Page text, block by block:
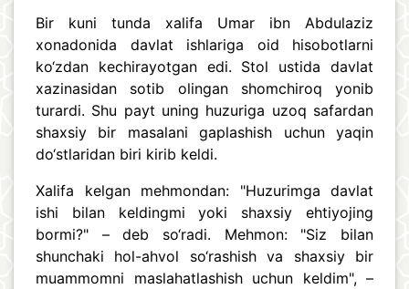
Bir kuni tunda xalifa Umar ibn Abdulaziz
xonadonida davlat ishlariga oid hisobotlarni
ko‘zdan kechirayotgan edi. Stol ustida davlat
xazinasidan sotib olingan shomchiroq yonib
turardi. Shu payt uning huzuriga uzoq safardan
shaxsiy bir masalani gaplashish uchun yaqin
do‘stlaridan biri kirib keldi.
Xalifa kelgan mehmondan: "Huzurimga davlat
ishi bilan keldingmi yoki shaxsiy ehtiyojing
bormi?" – deb so‘radi. Mehmon: "Siz bilan
shunchaki hol-ahvol so‘rashish va shaxsiy bir
muammomni maslahatlashish uchun keldim", –